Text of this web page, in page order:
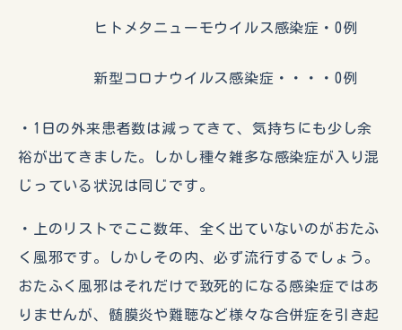
ヒトメタニューモウイルス感染症・0例
新型コロナウイルス感染症・・・・0例
・1日の外来患者数は減ってきて、気持ちにも少し余
裕が出てきました。しかし種々雑多な感染症が入り混
じっている状況は同じです。
・上のリストでここ数年、全く出ていないのがおたふ
く風邪です。しかしその内、必ず流行するでしょう。
おたふく風邪はそれだけで致死的になる感染症ではあ
りませんが、髄膜炎や難聴など様々な合併症を引き起